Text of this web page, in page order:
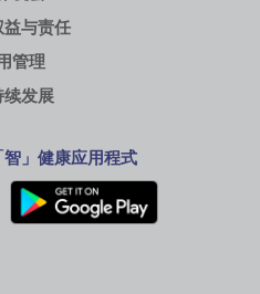
与责任
管理
续发展
」健康应用程式